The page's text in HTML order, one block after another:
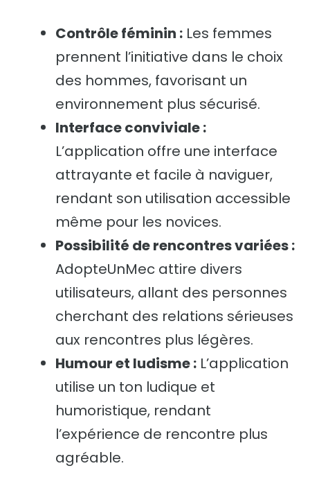
Contrôle féminin : Les femmes
prennent l’initiative dans le choix
des hommes, favorisant un
environnement plus sécurisé.
Interface conviviale :
L’application offre une interface
attrayante et facile à naviguer,
rendant son utilisation accessible
même pour les novices.
Possibilité de rencontres variées :
AdopteUnMec attire divers
utilisateurs, allant des personnes
cherchant des relations sérieuses
aux rencontres plus légères.
Humour et ludisme : L’application
utilise un ton ludique et
humoristique, rendant
l’expérience de rencontre plus
agréable.